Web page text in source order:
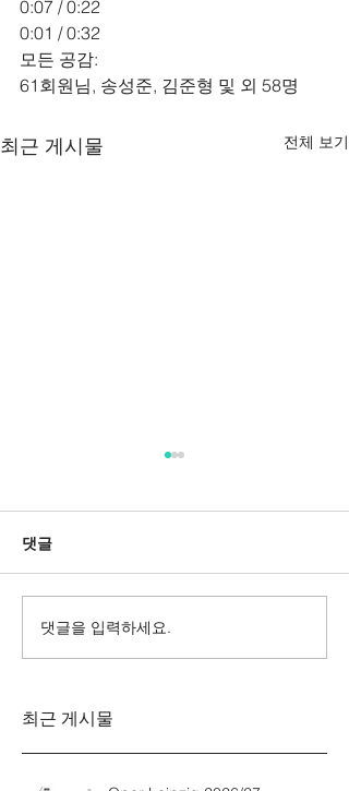
0:07 / 0:22
0:01 / 0:32
모든 공감:
61 회원님, 송성준, 김준형 및 외 58명
최근 게시물 전체 보기
Messa da Requiem
댓글
댓글을 입력하세요.
최근 게시물